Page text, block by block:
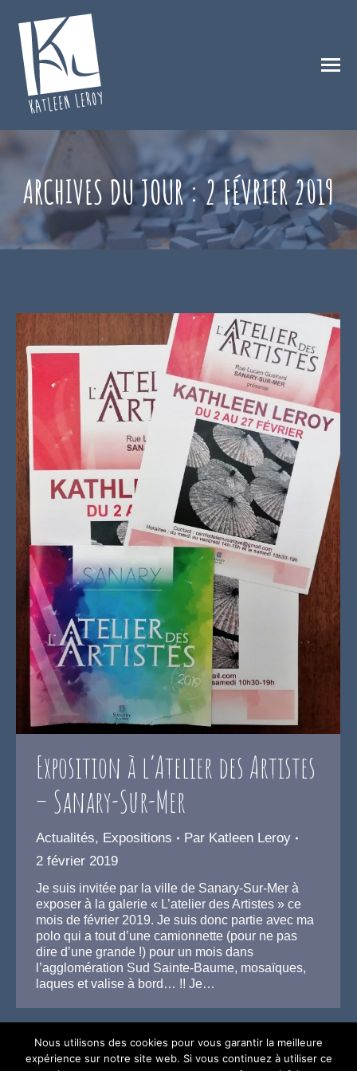
ARCHIVES DU JOUR :2 FÉVRIER 2019
Exposition à l’Atelier des Artistes
– Sanary-Sur-Mer
Actualités, Expositions Par Katleen Leroy
2 février 2019
Je suis invitée par la ville de Sanary-Sur-Mer à
exposer à la galerie « L’atelier des Artistes » ce
mois de février 2019. Je suis donc partie avec ma
polo qui a tout d’une camionnette (pour ne pas
dire d’une grande !) pour un mois dans
l’agglomération Sud Sainte-Baume, mosaïques,
laques et valise à bord… !! Je…
Nous utilisons des cookies pour vous garantir la meilleure
expérience sur notre site web. Si vous continuez à utiliser ce